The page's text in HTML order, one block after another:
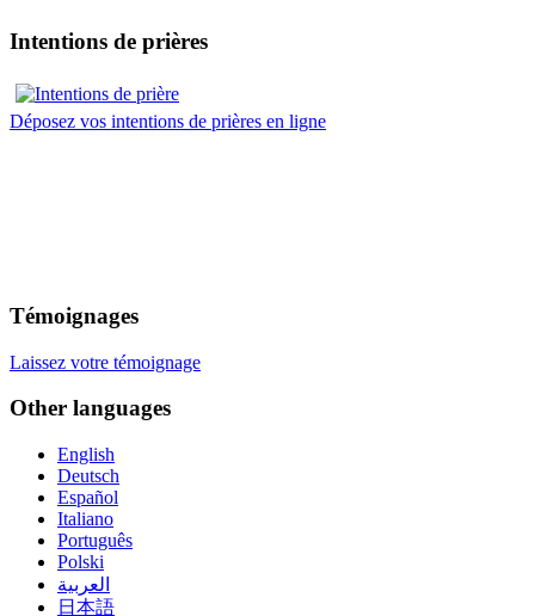
Intentions de prières
Déposez vos intentions de prières en ligne
Témoignages
Laissez votre témoignage
Other languages
English
Deutsch
Español
Italiano
Português
Polski
العربية
日本語